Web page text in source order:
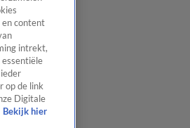
en content
intrekt,
op de link
Digitale
Bekijk hier